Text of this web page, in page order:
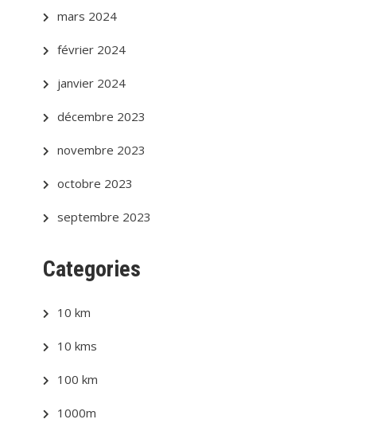
mars 2024
février 2024
janvier 2024
décembre 2023
novembre 2023
octobre 2023
septembre 2023
Categories
10 km
10 kms
100 km
1000m